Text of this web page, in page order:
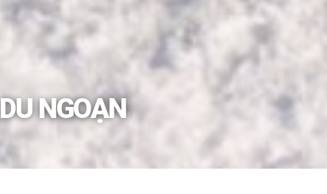
NGOẠN